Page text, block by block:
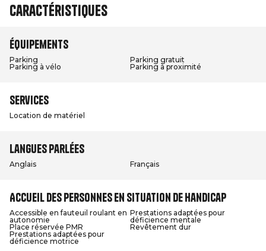
Caractéristiques
Équipements
Parking
Parking gratuit
Parking à vélo
Parking à proximité
Services
Location de matériel
Langues parlées
Anglais Français
Accueil des personnes en situation de handicap
Accessible en fauteuil roulant en
autonomie
Prestations adaptées pour
déficience mentale
Place réservée PMR
Revêtement dur
Prestations adaptées pour
déficience motrice